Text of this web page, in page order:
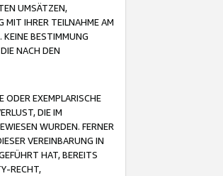
UMSÄTZEN,
MIT IHRER TEILNAHME AM
KEINE BESTIMMUNG
NACH DEN
ODER EXEMPLARISCHE
DIE IM
WURDEN. FERNER
VEREINBARUNG IN
HAT, BEREITS
RECHT,